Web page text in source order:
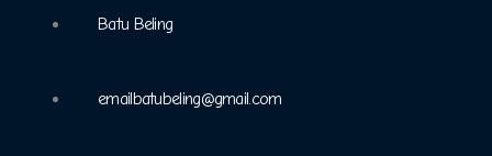
Batu Beling
emailbatubeling@gmail.com